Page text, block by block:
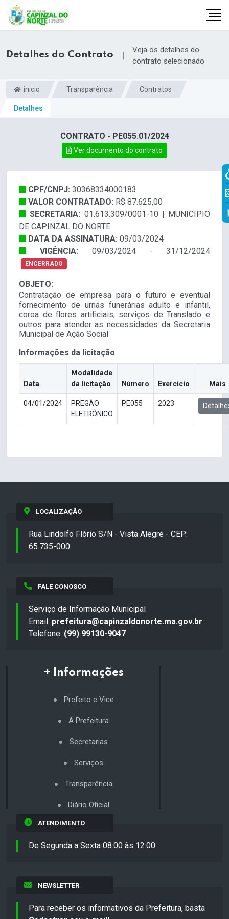
Detalhes do Contrato |
Veja os detalhes do
contrato selecionado
inicio Transparência Contratos
Detalhes
CONTRATO - PE055.01/2024
Ver documento do contrato
CPF/CNPJ: 30368334000183
VALOR CONTRATADO: R$ 87.625,00
SECRETARIA: 01.613.309/0001-10 | MUNICIPIO
DE CAPINZAL DO NORTE
DATA DA ASSINATURA: 09/03/2024
VIGÊNCIA: 09/03/2024 - 31/12/2024
ENCERRADO
OBJETO:
Contratação de empresa para o futuro e eventual
fornecimento de urnas funerárias adulto e infantil,
coroa de flores artificiais, serviços de Translado e
outros para atender as necessidades da Secretaria
Municipal de Ação Social
Informações da licitação
Data
Modalidade
da licitação
Número Exercicio Mais
04/01/2024
PREGÃO
ELETRÔNICO
PE055 2023
LOCALIZAÇÃO
Rua Lindolfo Flório S/N - Vista Alegre - CEP:
65.735-000
FALE CONOSCO
Serviço de Informação Municipal
Email: prefeitura@capinzaldonorte.ma.gov.br
Telefone: (99) 99130-9047
+ Informações
Prefeito e Vice
A Prefeitura
Secretarias
Serviços
Transparência
Diário Oficial
ATENDIMENTO
De Segunda a Sexta 08:00 às 12:00
NEWSLETTER
Para receber os informativos da Prefeitura, basta